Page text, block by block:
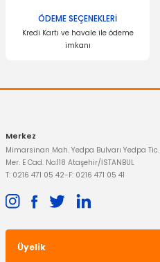
ÖDEME SEÇENEKLERİ
Kredi Kartı ve havale ile ödeme
imkanı
Merkez
Mimarsinan Mah. Yedpa Bulvarı Yedpa Tic.
Mer. E Cad. No:118 Ataşehir/İSTANBUL
T: 0216 471 05 42-F: 0216 471 05 41
Üyelik